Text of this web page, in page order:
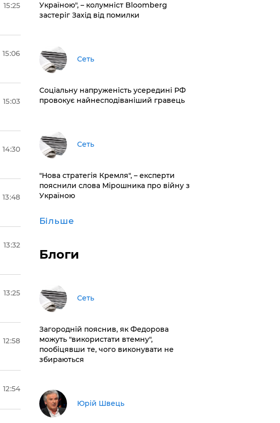
15:25
15:06
15:03
14:30
13:48
13:32
13:25
12:58
12:54
Україною", – колумніст Bloomberg
застеріг Захід від помилки
Сеть
Соціальну напруженість усередині РФ
провокує найнесподіваніший гравець
Сеть
"Нова стратегія Кремля", – експерти
пояснили слова Мірошника про війну з
Україною
Більше
Блоги
Сеть
Загородній пояснив, як Федорова
можуть "використати втемну",
пообіцявши те, чого виконувати не
збираються
Юрій Швець